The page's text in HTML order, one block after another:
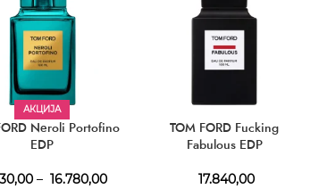
АКЦИЈА
Neroli Portofino
EDP
– 16.780,00
TOM FORD Fucking
Fabulous EDP
17.840,00